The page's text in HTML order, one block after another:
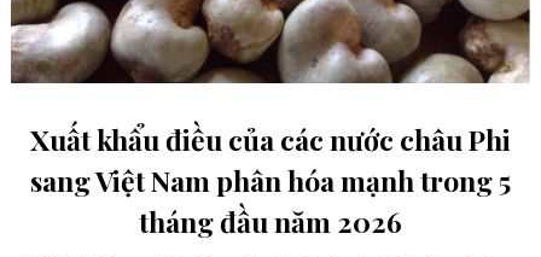
Xuất khẩu điều của các nước châu Phi
sang Việt Nam phân hóa mạnh trong 5
tháng đầu năm 2026